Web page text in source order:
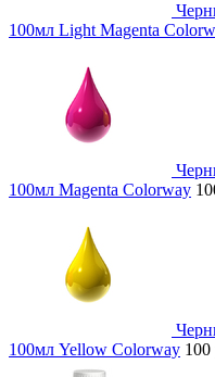
100мл Light Magenta
100мл Magenta Colorway
100мл Yellow Colorway 100